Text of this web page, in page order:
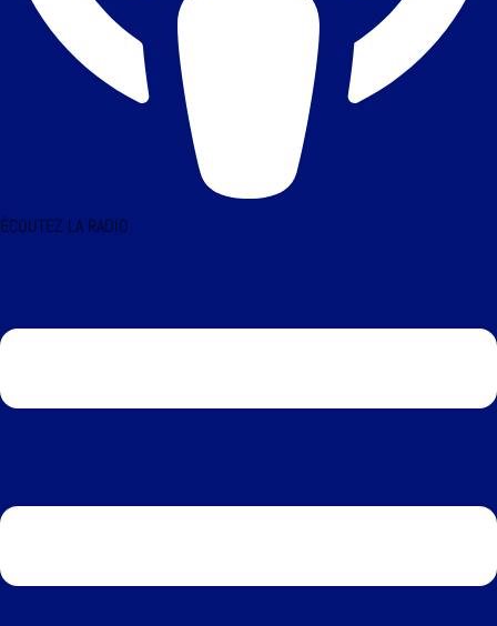
ÉCOUTEZ LA RADIO